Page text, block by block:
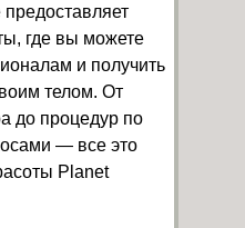
где вы можете
и получить
телом. От
до процедур по
— все это
Planet